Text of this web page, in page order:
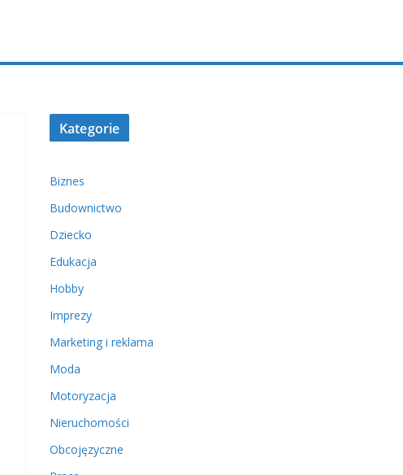
Kategorie
Biznes
Budownictwo
Dziecko
Edukacja
Hobby
Imprezy
Marketing i reklama
Moda
Motoryzacja
Nieruchomości
Obcojęzyczne